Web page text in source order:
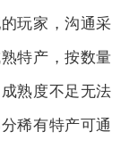
玩家，沟通采
特产，按数量
熟度不足无法
稀有特产可通